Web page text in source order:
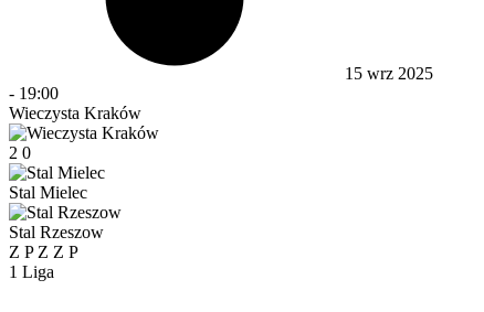
15 wrz 2025
- 19:00
Wieczysta Kraków
2 0
Stal Mielec
Stal Rzeszow
Z P Z Z P
1 Liga